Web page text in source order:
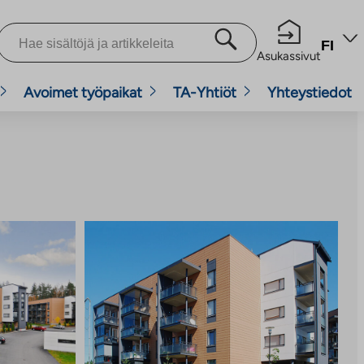
Asukassivut
FI
Avoimet työpaikat TA-Yhtiöt Yhteystiedot